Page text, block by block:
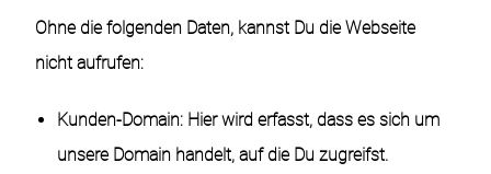
Ohne die folgenden Daten, kannst Du die Webseite
nicht aufrufen:
Kunden-Domain: Hier wird erfasst, dass es sich um
unsere Domain handelt, auf die Du zugreifst.